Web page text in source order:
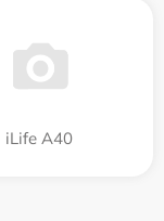
iLife A40